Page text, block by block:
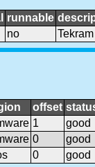
runnable
no
offset
1 good
0 good
0 good